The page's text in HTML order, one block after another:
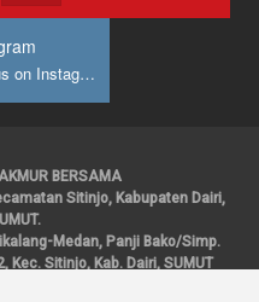
Join us on Instagram
BERSAMA
Sitinjo, Kabupaten Dairi,
Medan, Panji Bako/Simp.
Kec. Sitinjo, Kab. Dairi, SUMUT